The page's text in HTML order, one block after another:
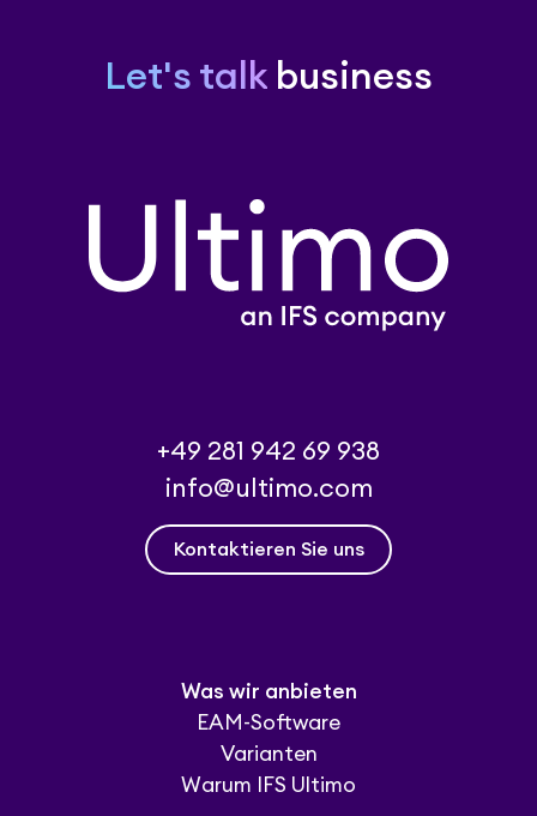
Let's talk business
+49 281 942 69 938
info@ultimo.com
Kontaktieren Sie uns
Was wir anbieten
EAM-Software
Varianten
Warum IFS Ultimo